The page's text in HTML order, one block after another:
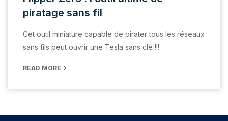
piratage sans fil
Cet outil miniature capable de pirater tous les réseaux
sans fils peut ouvrir une Tesla sans clé !!!
READ MORE